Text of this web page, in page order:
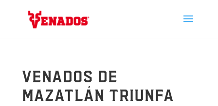
Venados de
Mazatlán triunfa